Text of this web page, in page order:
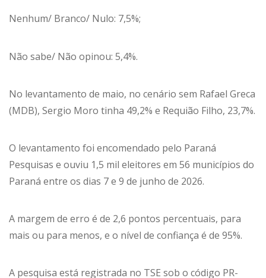
Nenhum/ Branco/ Nulo: 7,5%;
Não sabe/ Não opinou: 5,4%.
No levantamento de maio, no cenário sem Rafael Greca
(MDB), Sergio Moro tinha 49,2% e Requião Filho, 23,7%.
O levantamento foi encomendado pelo Paraná
Pesquisas e ouviu 1,5 mil eleitores em 56 municípios do
Paraná entre os dias 7 e 9 de junho de 2026.
A margem de erro é de 2,6 pontos percentuais, para
mais ou para menos, e o nível de confiança é de 95%.
A pesquisa está registrada no TSE sob o código PR-